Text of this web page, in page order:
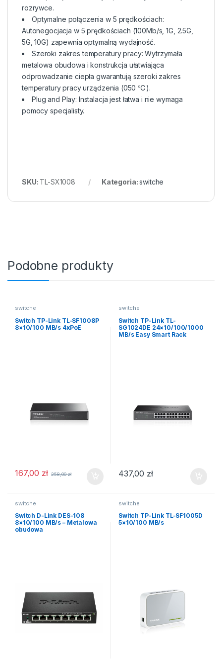
rozrywce.
Optymalne połączenia w 5 prędkościach:
Autonegocjacja w 5 prędkościach (100Mb/s, 1G, 2.5G,
5G, 10G) zapewnia optymalną wydajność.
Szeroki zakres temperatury pracy: Wytrzymała
metalowa obudowa i konstrukcja ułatwiająca
odprowadzanie ciepła gwarantują szeroki zakres
temperatury pracy urządzenia (050 ℃).
Plug and Play: Instalacja jest łatwa i nie wymaga
pomocy specjalisty.
SKU: TL-SX1008 Kategoria:switche
Podobne produkty
switche
Switch TP-Link TL-SF1008P
8×10/100 MB/s 4xPoE
167,00 zł 258,00zł
switche
Switch TP-Link TL-
SG1024DE 24×10/100/1000
MB/s Easy Smart Rack
437,00 zł
switche
Switch D-Link DES-108
8×10/100 MB/s – Metalowa
obudowa
switche
Switch TP-Link TL-SF1005D
5×10/100 MB/s